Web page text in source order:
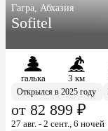
Гагра, Абхазия
Sofitel
галька 3 км
Открылся в 2025 году
от 82 899 ₽
27 авг. - 2 сент., 6 ночей